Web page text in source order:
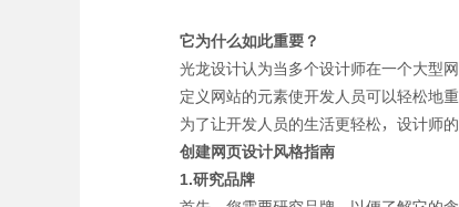
它为什么如此重要？
光龙设计认为当多个设计师在一个大型
定义网站的元素使开发人员可以轻松地
为了让开发人员的生活更轻松，设计师
创建网页设计风格指南
1.研究品牌